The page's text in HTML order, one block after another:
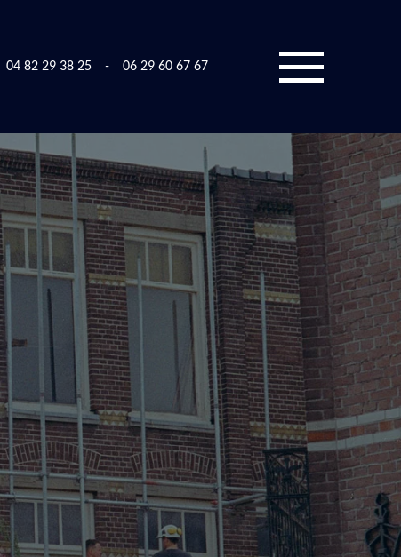
04 82 29 38 25 - 06 29 60 67 67